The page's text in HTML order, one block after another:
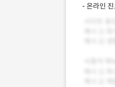
- 온라인